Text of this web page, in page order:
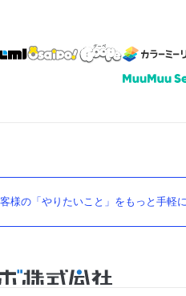
様の「やりたいこと」をもっと手軽